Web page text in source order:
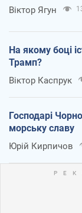
Віктор Ягун
На якому боці
Трамп?
Віктор Каспрук
Господарі
морську славу
Юрій Кирпичов